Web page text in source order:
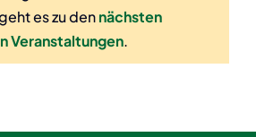
es zu dennächsten
Veranstaltungen.